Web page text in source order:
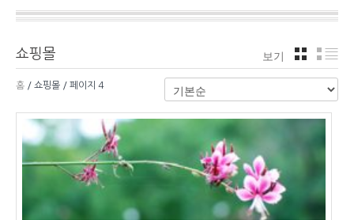
쇼핑몰 보기 격자
홈 / 쇼핑몰 / 페이지 4